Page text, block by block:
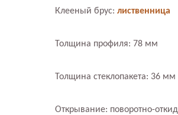
Клееный брус: лиственница
Толщина профиля: 78 мм
Толщина стеклопакета: 36 мм
Открывание: поворотно-